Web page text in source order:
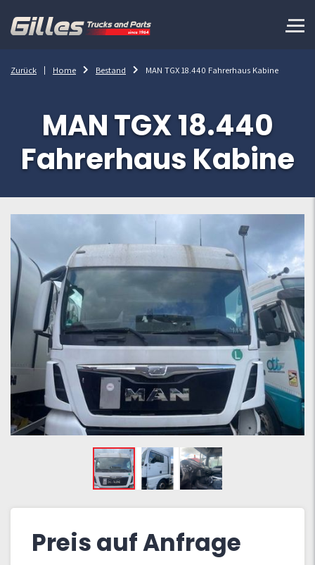
Zurück Home Bestand MAN TGX 18.440 Fahrerhaus Kabine
MAN TGX 18.440
Fahrerhaus Kabine
Preis auf Anfrage